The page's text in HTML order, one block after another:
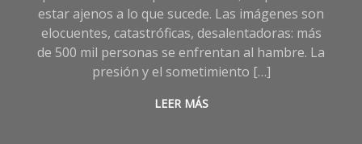
estar ajenos a lo que sucede. Las imágenes son
elocuentes, catastróficas, desalentadoras: más
de 500 mil personas se enfrentan al hambre. La
presión y el sometimiento […]
LEER MÁS